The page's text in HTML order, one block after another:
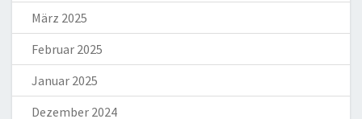
März 2025
Februar 2025
Januar 2025
Dezember 2024